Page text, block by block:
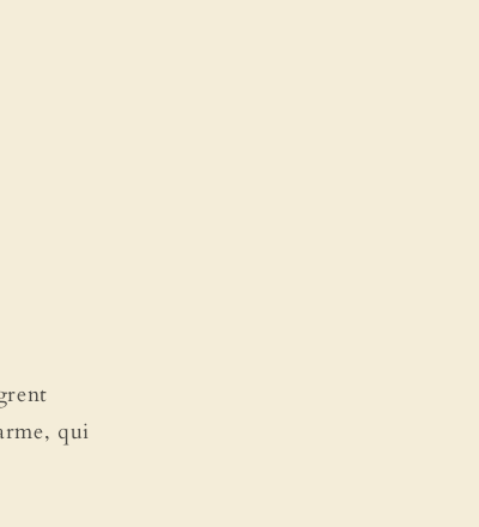
qui